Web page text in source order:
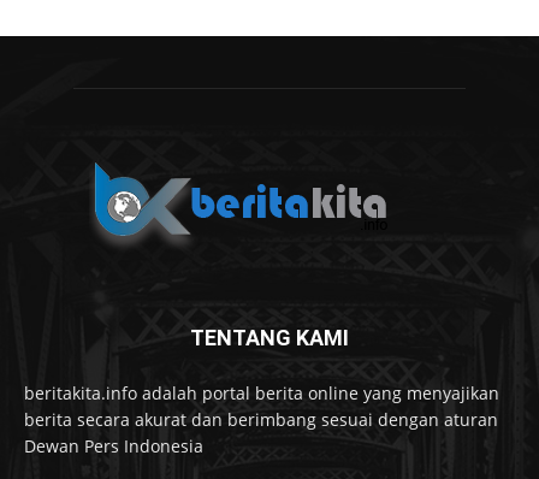
TENTANG KAMI
beritakita.info adalah portal berita online yang menyajikan
berita secara akurat dan berimbang sesuai dengan aturan
Dewan Pers Indonesia